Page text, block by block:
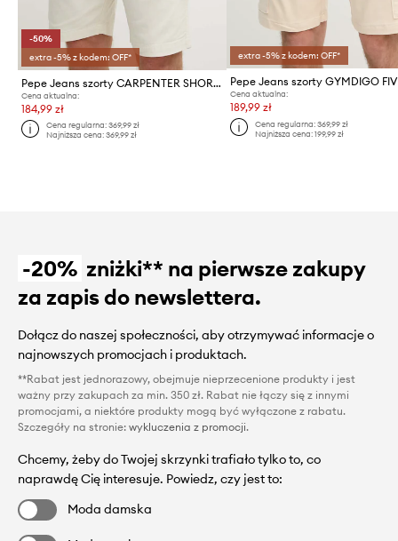
-50%
extra -5% z kodem: OFF*
Pepe Jeans szorty CARPENTER SHORT
Cena aktualna:
184,99 zł
Cena regularna:369,99 zł
Najniższa cena:369,99 zł
extra -5% z kodem: OFF*
Cena aktualna:
189,99 zł
Cena regularna: 369,99 zł
Najniższa cena: 199,99 zł
-20% zniżki** na pierwsze zakupy
za zapis do newslettera.
Dołącz do naszej społeczności, aby otrzymywać informacje o
najnowszych promocjach i produktach.
**Rabat jest jednorazowy, obejmuje nieprzecenione produkty i jest
ważny przy zakupach za min. 350 zł. Rabat nie łączy się z innymi
promocjami, a niektóre produkty mogą być wyłączone z rabatu.
Szczegóły na stronie: wykluczenia z promocji.
Chcemy, żeby do Twojej skrzynki trafiało tylko to, co
naprawdę Cię interesuje. Powiedz, czy jest to:
Moda damska